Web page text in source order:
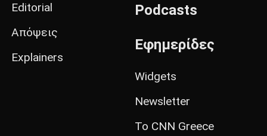
Editorial
Απόψεις
Explainers
Podcasts
Εφημερίδες
Widgets
Newsletter
Το CNN Greece